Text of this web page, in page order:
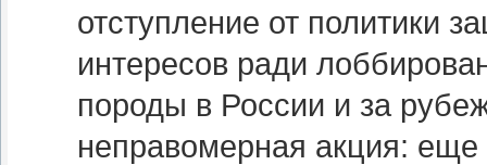
отступление от политики
интересов ради
породы в России и за
неправомерная акция: еще